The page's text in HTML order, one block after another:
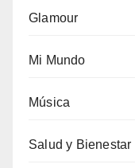
Glamour
Mi Mundo
Música
Salud y Bienestar